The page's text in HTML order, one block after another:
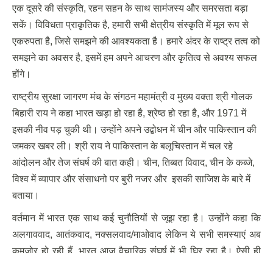
एक दूसरे की संस्कृति, रहन सहन के साथ सामंजस्य और समरसता बड़ा
सकें। विविधता प्राकृतिक है, हमारी सभी क्षेत्रीय संस्कृति में मूल रूप से
एकरुपता है, जिसे समझने की आवश्यकता है। हमारे अंदर के राष्ट्र तत्व को
समझने का अवसर है, इसमें हम अपने आचरण और कृतित्व से अवश्य सफल
होंगे।
राष्ट्रीय सुरक्षा जागरण मंच के संगठन महामंत्री व मुख्य वक्ता श्री गोलक
बिहारी राय ने कहा भारत खड़ा हो रहा है, श्रेष्ठ हो रहा है, और 1971 में
इसकी नीव पड़ चुकी थी। उन्होंने अपने उद्बोधन में चीन और पाकिस्तान की
जमकर खबर ली। श्री राय ने पाकिस्तान के बलूचिस्तान में चल रहे
आंदोलन और तेज संघर्ष की बात कही। चीन, तिब्बत विवाद, चीन के कब्जे,
विश्व में व्यापार और संसाधनो पर बुरी नजर और इसकी साजिश के बारे में
बताया।
वर्तमान में भारत एक साथ कई चुनौतियों से जूझ रहा है। उन्होंने कहा कि
अलगाववाद, आतंकवाद, नक्सलवाद/माओवाद लेकिन ये सभी समस्याएं अब
कमजोर हो रही हैं, भारत आज वैचारिक संघर्ष में भी घिर रहा है। ऐसी ही